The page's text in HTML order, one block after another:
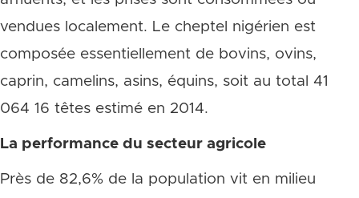
vendues localement. Le cheptel nigérien est
composée essentiellement de bovins, ovins,
caprin, camelins, asins, équins, soit au total 41
064 16 têtes estimé en 2014.
La performance du secteur agricole
Près de 82,6% de la population vit en milieu